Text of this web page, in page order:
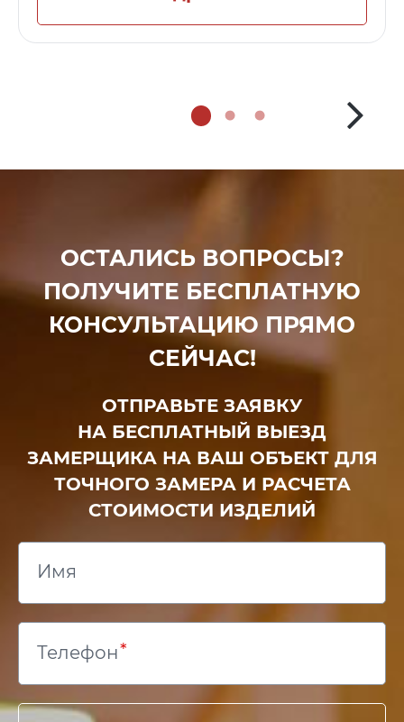
ОСТАЛИСЬ ВОПРОСЫ?
ПОЛУЧИТЕ БЕСПЛАТНУЮ
КОНСУЛЬТАЦИЮ ПРЯМО
СЕЙЧАС!
ОТПРАВЬТЕ ЗАЯВКУ
НА БЕСПЛАТНЫЙ ВЫЕЗД
ЗАМЕРЩИКА НА ВАШ ОБЪЕКТ ДЛЯ
ТОЧНОГО ЗАМЕРА И РАСЧЕТА
СТОИМОСТИ ИЗДЕЛИЙ
Имя
Телефон